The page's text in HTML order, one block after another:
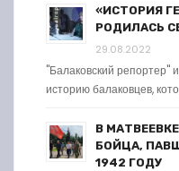
«ИСТОРИЯ
РОДИЛАСЬ
29.08.2022
"Балаковский репортер"
историю балаковцев,
В
БОЙЦА,
1942 ГОДУ